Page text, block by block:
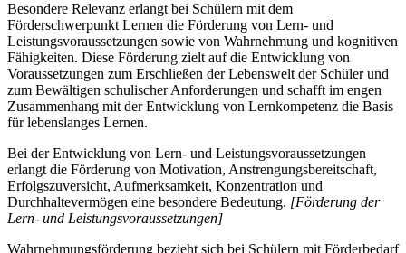
Besondere Relevanz erlangt bei Schülern mit dem
Förderschwerpunkt Lernen die Förderung von Lern- und
Leistungsvoraussetzungen sowie von Wahrnehmung und kognitiven
Fähigkeiten. Diese Förderung zielt auf die Entwicklung von
Voraussetzungen zum Erschließen der Lebenswelt der Schüler und
zum Bewältigen schulischer Anforderungen und schafft im engen
Zusammenhang mit der Entwicklung von Lernkompetenz die Basis
für lebenslanges Lernen.
Bei der Entwicklung von Lern- und Leistungsvoraussetzungen
erlangt die Förderung von Motivation, Anstrengungsbereitschaft,
Erfolgszuversicht, Aufmerksamkeit, Konzentration und
Durchhaltevermögen eine besondere Bedeutung. [Förderung der
Lern- und Leistungsvoraussetzungen]
Wahrnehmungsförderung bezieht sich bei Schülern mit Förderbedarf